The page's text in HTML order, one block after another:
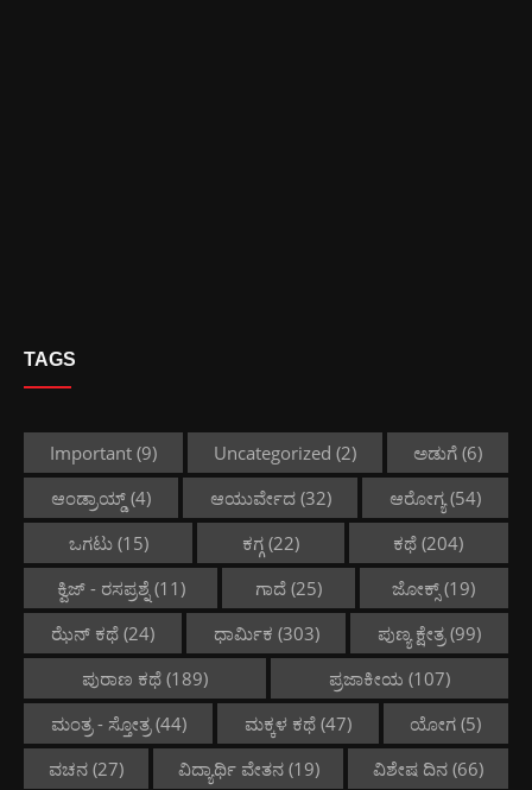
TAGS
Important (9) Uncategorized (2) ಅಡುಗೆ (6)
ಆಂಡ್ರಾಯ್ಡ್(4) ಆಯುರ್ವೇದ(32) ಆರೋಗ್ಯ(54)
ಒಗಟು(15) ಕಗ್ಗ(22) ಕಥೆ (204)
ಕ್ವಿಜ್ - ರಸಪ್ರಶ್ನೆ(11) ಗಾದೆ(25) ಜೋಕ್ಸ್(19)
ಝೆನ್ ಕಥೆ(24) ಧಾರ್ಮಿಕ (303) ಪುಣ್ಯ ಕ್ಷೇತ್ರ(99)
ಪುರಾಣ ಕಥೆ (189) ಪ್ರಜಾಕೀಯ (107)
ಮಂತ್ರ - ಸ್ತೋತ್ರ(44) ಮಕ್ಕಳ ಕಥೆ(47) ಯೋಗ (5)
ವಚನ(27) ವಿದ್ಯಾರ್ಥಿ ವೇತನ(19) ವಿಶೇಷ ದಿನ (66)